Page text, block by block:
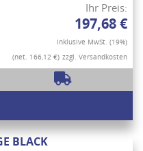
Ihr Preis:
197,68 €
Inklusive MwSt. (19%)
(net. 166,12 €) zzgl. Versandkosten
BLACK